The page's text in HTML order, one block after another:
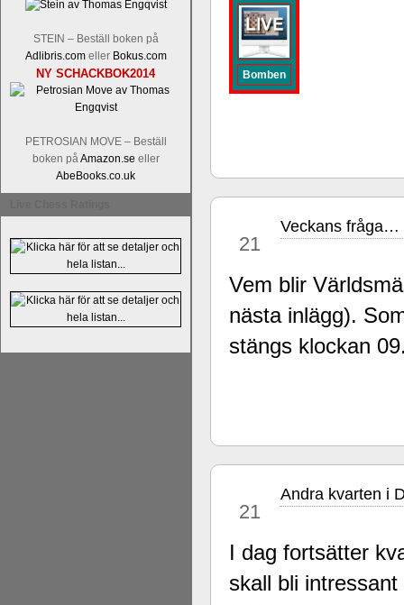
STEIN – Beställ boken på
Adlibris.comeller Bokus.com
NY SCHACKBOK2014
PETROSIAN MOVE – Beställ
boken påAmazon.se eller
AbeBooks.co.uk
om Ulf Anderssons makalösa
en förfrågan av författarna.
betänketiden så schack bör
Frilansjournalisten och
boken i ur och skur och den har
djupintervjuer med
Tata Steel-turneringenshemsida
Bomben
21
Veckans fråga…
Vem blir
nästa inlägg).
stängs klockan
21
Andra kvarten i
I dag fortsätter
skall bli